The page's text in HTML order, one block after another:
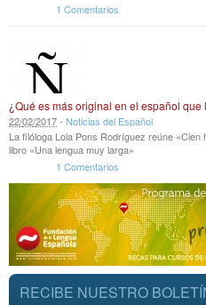
1 Comentarios
¿Qué es más original en el español que
22/02/2017- Noticias del Español
La filóloga Lola Pons Rodríguez reúne
libro «Una lengua muy larga»
1 Comentarios
RECIBE NUESTRO